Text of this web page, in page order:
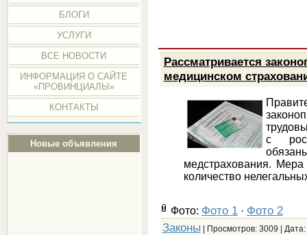
БЛОГИ
УСЛУГИ
ВСЕ НОВОСТИ
ИНФОРМАЦИЯ О САЙТЕ
«ПРОВИНЦИАЛЫ»
КОНТАКТЫ
Новые объявления
Рассматривается
медицинском
с
медстрахования.
количество
Фото: Фото 1· Фото 2
Законы | Просмотров: 3009 | Дата: